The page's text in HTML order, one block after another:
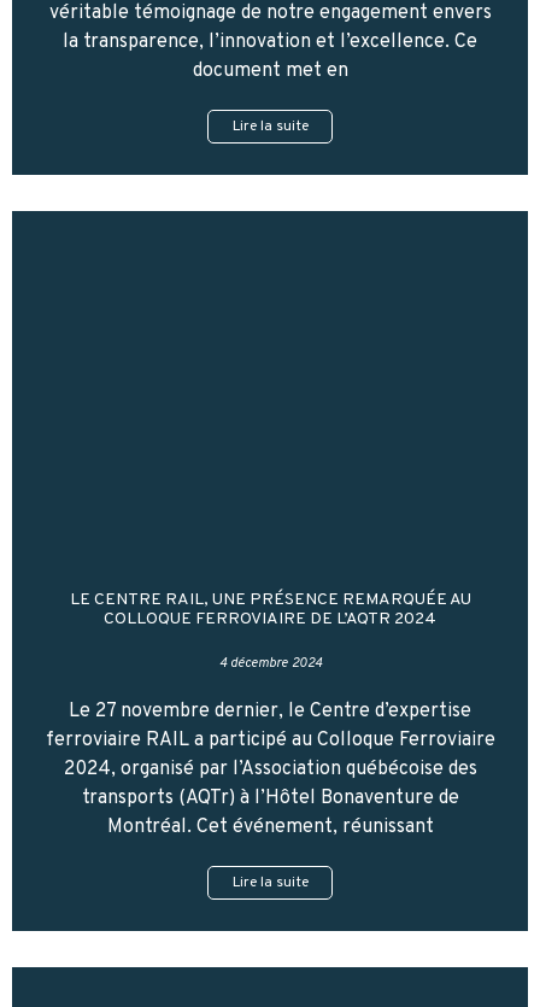
véritable témoignage de notre engagement envers
la transparence, l’innovation et l’excellence. Ce
document met en
Lire la suite
LE CENTRE RAIL, UNE PRÉSENCE REMARQUÉE AU
COLLOQUE FERROVIAIRE DE L’AQTR 2024
4 décembre 2024
Le 27 novembre dernier, le Centre d’expertise
ferroviaire RAIL a participé au Colloque Ferroviaire
2024, organisé par l’Association québécoise des
transports (AQTr) à l’Hôtel Bonaventure de
Montréal. Cet événement, réunissant
Lire la suite